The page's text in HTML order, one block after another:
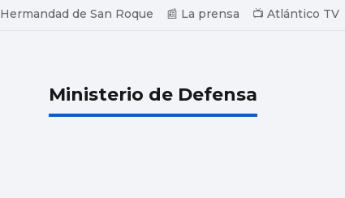
Hermandad de San Roque 📰 La prensa 📺 Atlántico TV
Ministerio de Defensa